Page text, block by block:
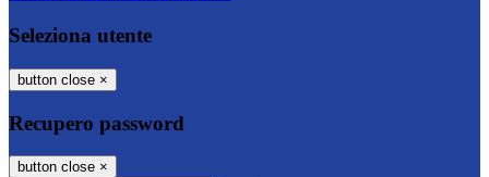
Seleziona utente
button close ×
Recupero password
button close ×